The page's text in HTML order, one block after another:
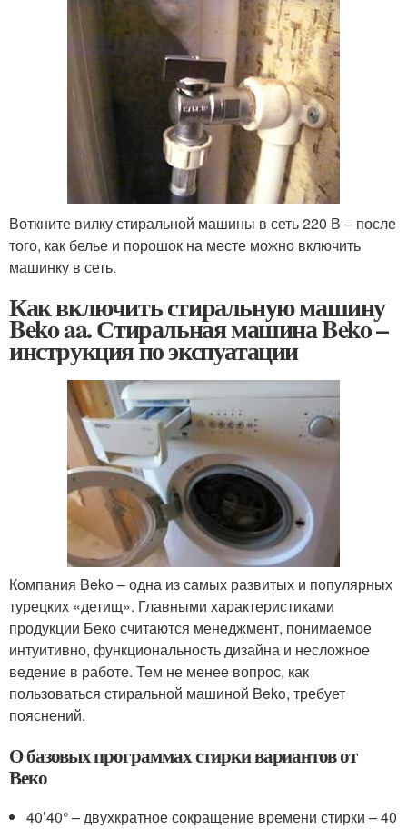
Воткните вилку стиральной машины в сеть 220 В – после
того, как белье и порошок на месте можно включить
машинку в сеть.
Как включить стиральную машину
Beko aa. Стиральная машина Beko –
инструкция по экспуатации
Компания Beko – одна из самых развитых и популярных
турецких «детищ». Главными характеристиками
продукции Беко считаются менеджмент, понимаемое
интуитивно, функциональность дизайна и несложное
ведение в работе. Тем не менее вопрос, как
пользоваться стиральной машиной Beko, требует
пояснений.
О базовых программах стирки вариантов от
Веко
40’40° – двухкратное сокращение времени стирки – 40